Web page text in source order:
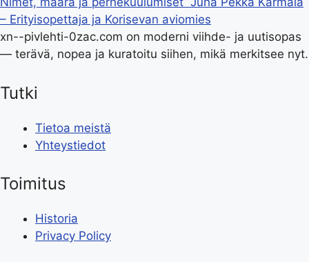
– Erityisopettaja ja Korisevan aviomies
xn--pivlehti-0zac.com on moderni viihde- ja uutisopas
— terävä, nopea ja kuratoitu siihen, mikä merkitsee nyt.
Tutki
Tietoa meistä
Yhteystiedot
Toimitus
Historia
Privacy Policy